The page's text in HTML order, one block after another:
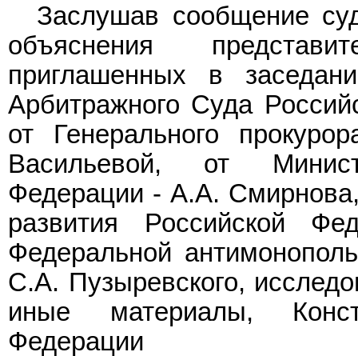
Заслушав сообщение
объяснения
приглашенных в
Арбитражного Суда
от Генерального
Васильевой, от
Федерации - А.А. Смирнова,
развития Российской
Федеральной
С.А. Пузыревского,
иные материалы,
Федерации